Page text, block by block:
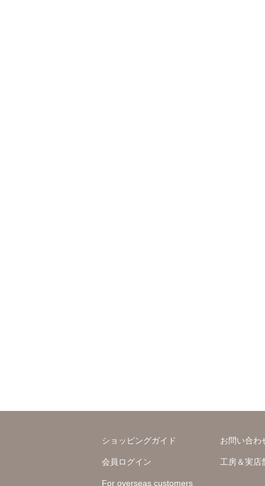
ショッピングガイド お問い合わ
会員ログイン 工房＆実店
For overseas customers